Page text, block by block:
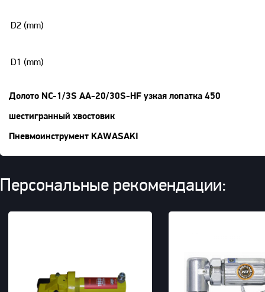
D2 (mm)
D1 (mm)
Долото NC-1/3S AA-20/30S-HF узкая лопатка 450
шестигранный хвостовик
Пневмоинструмент KAWASAKI
Персональные рекомендации: